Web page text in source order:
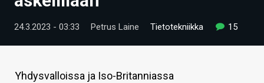
VIDEOT
TECHBBS
TIETOA
24.3.2023 - 03:33 Petrus Laine Tietotekniikka 15
Yhdysvalloissa ja Iso-Britanniassa